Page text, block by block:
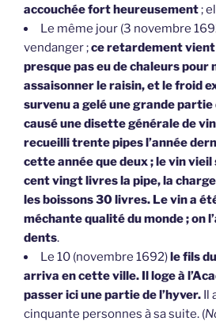
accouchée fort heureusement;
Le même jour (3 novembre
vendanger ;ce retardement vient
presque pas eu de chaleurs pour
assaisonner le raisin, et le froid
survenu a gelé une grande partie
causé une disette générale de
recueilli trente pipes l’année
cette année que deux ; le vin vieil
cent vingt livres la pipe, la
les boissons 30 livres. Le vin a
méchante qualité du monde ; on
dents.
Le 10 (novembre 1692)le fils
arriva en cette ville. Il loge à
passer ici une partie de l’hyver. Il
cinquante personnes à sa suite. (